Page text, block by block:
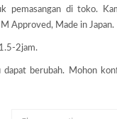
pemasangan di toko.
Approved, Made in Japan.
2jam.
dapat berubah. Mohon